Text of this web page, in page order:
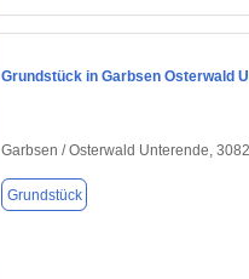
Grundstück in Garbsen Osterwald
Garbsen / Osterwald Unterende,
Grundstück